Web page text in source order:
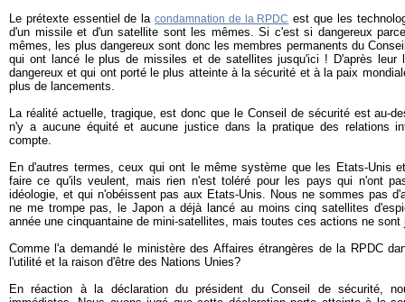
Le prétexte essentiel de lacondamnation de la RPDC est que les
d'un missile et d'un satellite sont les mêmes. Si c'est si dangereux
mêmes, les plus dangereux sont donc les membres permanents du
qui ont lancé le plus de missiles et de satellites jusqu'ici ! D'après leur
dangereux et qui ont porté le plus atteinte à la sécurité et à la paix
plus de lancements.
La réalité actuelle, tragique, est donc que le Conseil de sécurité est au-
n'y a aucune équité et aucune justice dans la pratique des relations
compte.
En d'autres termes, ceux qui ont le même système que les Etats-Unis
faire ce qu'ils veulent, mais rien n'est toléré pour les pays qui n'ont
idéologie, et qui n'obéissent pas aux Etats-Unis. Nous ne sommes pas
ne me trompe pas, le Japon a déjà lancé au moins cinq satellites
année une cinquantaine de mini-satellites, mais toutes ces actions ne
Comme l'a demandé le ministère des Affaires étrangères de la RPDC
l'utilité et la raison d'être des Nations Unies?
En réaction à la déclaration du président du Conseil de sécurité,